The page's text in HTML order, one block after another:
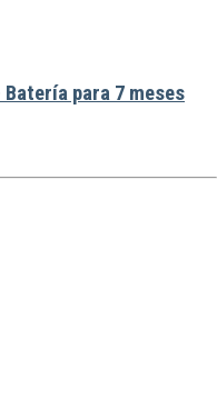
Batería para 7 meses